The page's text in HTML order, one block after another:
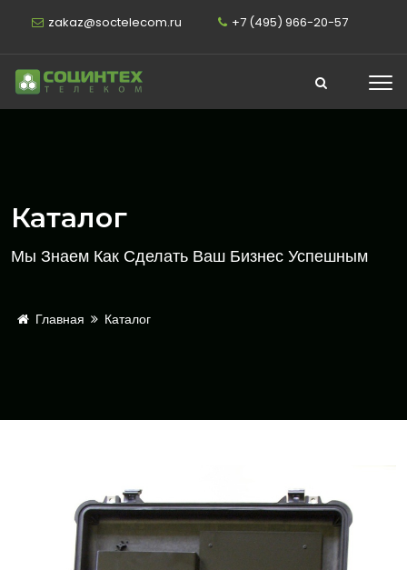
zakaz@soctelecom.ru +7 (495) 966-20-57
Каталог
Мы Знаем Как Сделать Ваш Бизнес Успешным
Главная Каталог